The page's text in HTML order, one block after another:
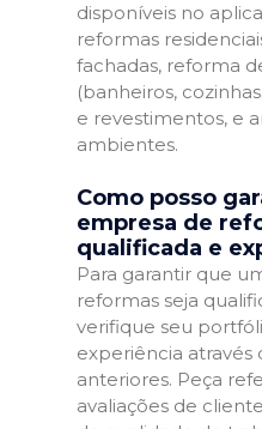
disponíveis no
reformas
fachadas, reforma
(banheiros,
e revestimentos, e
ambientes.
Como posso
empresa de
qualificada e
Para garantir que
reformas seja
verifique seu
experiência através
anteriores. Peça
avaliações de